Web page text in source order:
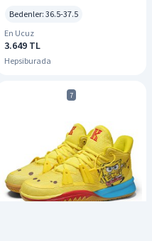
Bedenler: 36.5-37.5
En Ucuz
3.649 TL
Hepsiburada
7